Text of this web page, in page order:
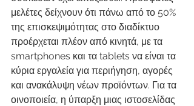
μελέτες δείχνουν ότι πάνω από το 50%
της επισκεψιμότητας στο διαδίκτυο
προέρχεται πλέον από κινητά, με τα
smartphones και τα tablets να είναι τα
κύρια εργαλεία για περιήγηση, αγορές
και ανακάλυψη νέων προϊόντων. Για τα
οινοποιεία, η ύπαρξη μιας ιστοσελίδας